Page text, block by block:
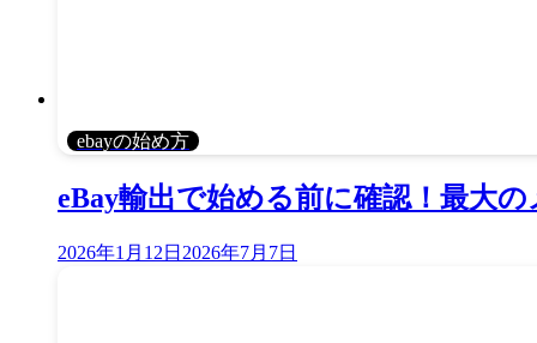
ebayの始め方
eBay輸出で始める前に確認！最大
2026年1月12日 2026年7月7日